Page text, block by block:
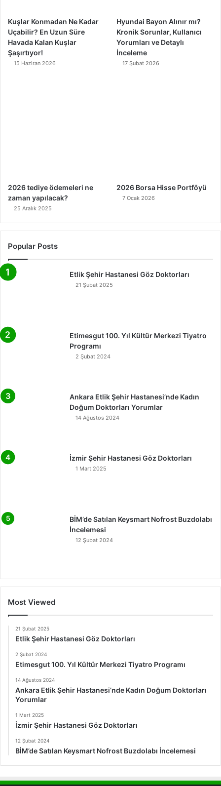
Kuşlar Konmadan Ne Kadar
Uçabilir? En Uzun Süre
Havada Kalan Kuşlar
Şaşırtıyor!
15 Haziran 2026
Hyundai Bayon Alınır mı?
Kronik Sorunlar, Kullanıcı
Yorumları ve Detaylı
İnceleme
17 Şubat 2026
2026 tediye ödemeleri ne
zaman yapılacak?
25 Aralık 2025
2026 Borsa Hisse Portföyü
7 Ocak 2026
Popular Posts
Etlik Şehir Hastanesi Göz Doktorları
21 Şubat 2025
Etimesgut 100. Yıl Kültür Merkezi Tiyatro
Programı
2 Şubat 2024
Ankara Etlik Şehir Hastanesi’nde Kadın
Doğum Doktorları Yorumlar
14 Ağustos 2024
İzmir Şehir Hastanesi Göz Doktorları
1 Mart 2025
BİM’de Satılan Keysmart Nofrost Buzdolabı
İncelemesi
12 Şubat 2024
Most Viewed
21 Şubat 2025
Etlik Şehir Hastanesi Göz Doktorları
2 Şubat 2024
Etimesgut 100. Yıl Kültür Merkezi Tiyatro Programı
14 Ağustos 2024
Ankara Etlik Şehir Hastanesi’nde Kadın Doğum Doktorları
Yorumlar
1 Mart 2025
İzmir Şehir Hastanesi Göz Doktorları
12 Şubat 2024
BİM’de Satılan Keysmart Nofrost Buzdolabı İncelemesi